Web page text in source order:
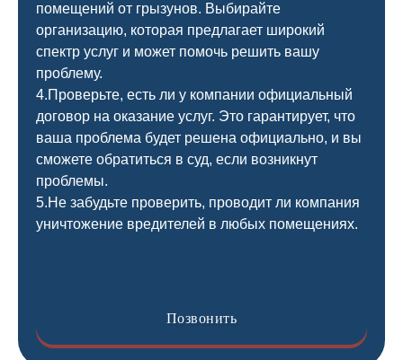
помещений от грызунов. Выбирайте
организацию, которая предлагает широкий
спектр услуг и может помочь решить вашу
проблему.
4.Проверьте, есть ли у компании официальный
договор на оказание услуг. Это гарантирует, что
ваша проблема будет решена официально, и вы
сможете обратиться в суд, если возникнут
проблемы.
5.Не забудьте проверить, проводит ли компания
уничтожение вредителей в любых помещениях.
Позвонить